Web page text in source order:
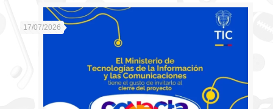
17/07/2026